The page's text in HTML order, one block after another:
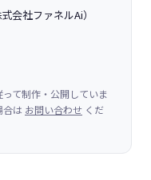
式会社ファネルAi）
って制作・公開していま
合は お問い合わせ くだ